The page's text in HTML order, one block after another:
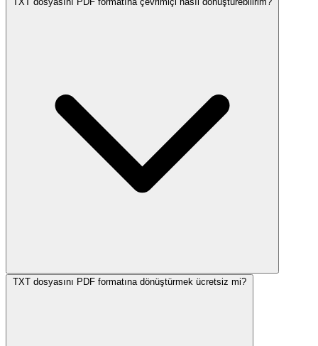
TXT dosyasını PDF formatına dönüştürmek ücretsiz mi?